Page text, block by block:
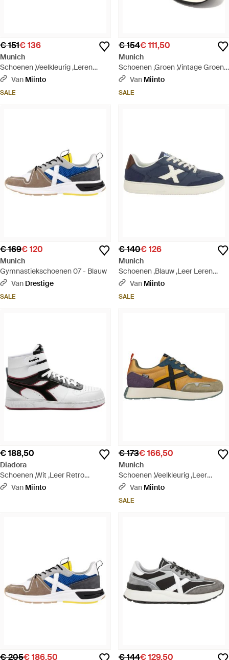
€ 151€ 136
Munich
Schoenen ,Veelkleurig ,Leren
Sneakers Schoenen - Groen
Van Miinto
SALE
€ 154€ 111,50
Munich
Schoenen ,Groen ,Vintage Groene
Schoenen Model Vnou 4578 -
Van Miinto
SALE
€ 169€ 120
Munich
Gymnastiekschoenen 07 - Blauw
Van Drestige
SALE
€ 140€ 126
Munich
Schoenen ,Blauw ,Leer Leren
Sneaker Met Polyurethaan
Van Miinto
SALE
€ 188,50
Diadora
Schoenen ,Wit ,Leer Retro
Basketball Schoen Wit Leer - Wit
Van Miinto
€ 173€ 166,50
Munich
Schoenen ,Veelkleurig ,Leer
Sportieve Elegantie Xemine Road
Van Miinto
SALE
€ 205€ 186,50 € 144€ 129,50